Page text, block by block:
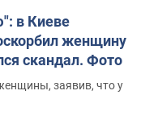
в Киеве
женщину
скандал. Фото
заявив, что у